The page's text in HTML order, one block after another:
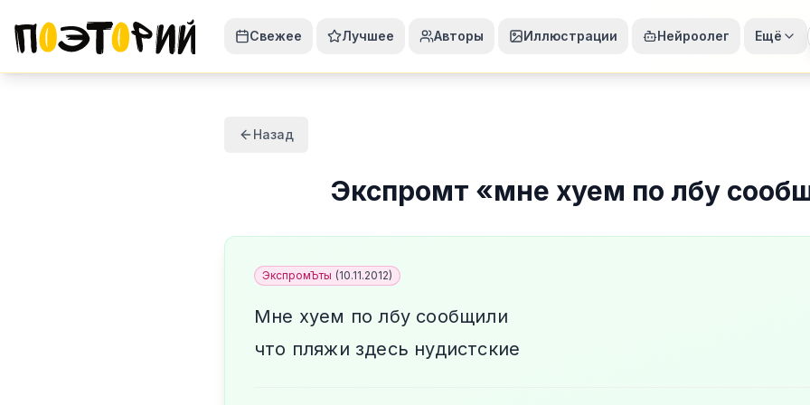
Свежее Лучшее Авторы Иллюстрации Нейроолег Ещё
Назад
Экспромт «мне хуем по лбу
ЭкспромЪты (10.11.2012)
Мне хуем по лбу сообщили
что пляжи здесь нудистские